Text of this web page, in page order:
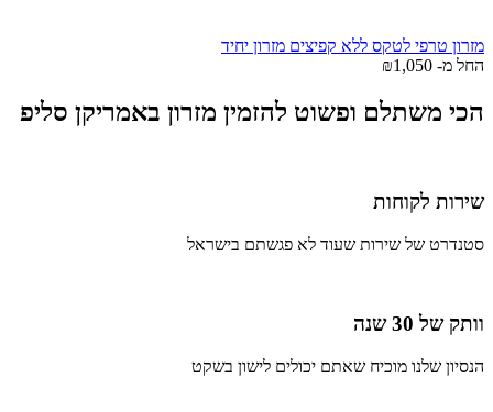
מזרון טרפי לטקס ללא קפיצים מזרון יחיד
החל מ-
₪1,050
הכי משתלם ופשוט להזמין מזרון באמריקן סליפ
שירות לקוחות
סטנדרט של שירות שעוד לא פגשתם בישראל
וותק של 30 שנה
הנסיון שלנו מוכיח שאתם יכולים לישון בשקט